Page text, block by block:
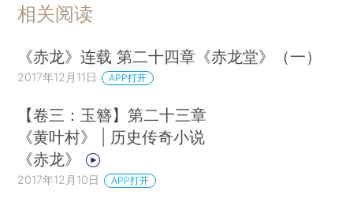
相关阅读
《赤龙》连载 第二十四章《赤龙堂》（一）
2017年12月11日 APP打开
【卷三：玉簪】第二十三章
《黄叶村》 | 历史传奇小说
《赤龙》
2017年12月10日 APP打开